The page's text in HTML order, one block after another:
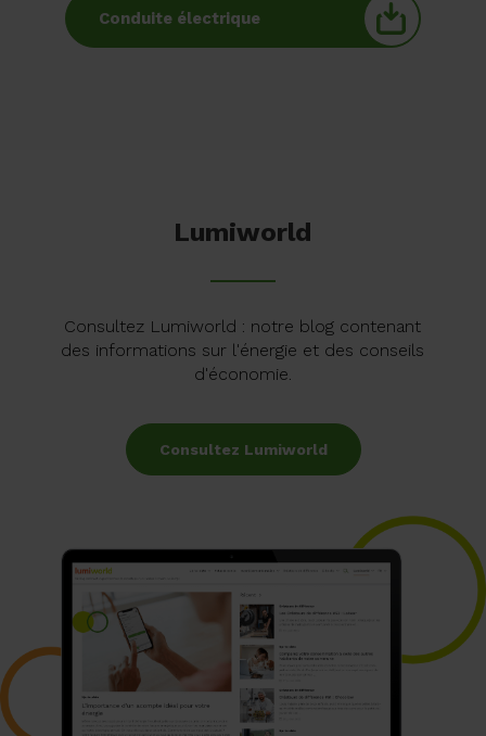
Conduite électrique
Lumiworld
Consultez Lumiworld : notre blog contenant
des informations sur l'énergie et des conseils
d'économie.
Consultez Lumiworld